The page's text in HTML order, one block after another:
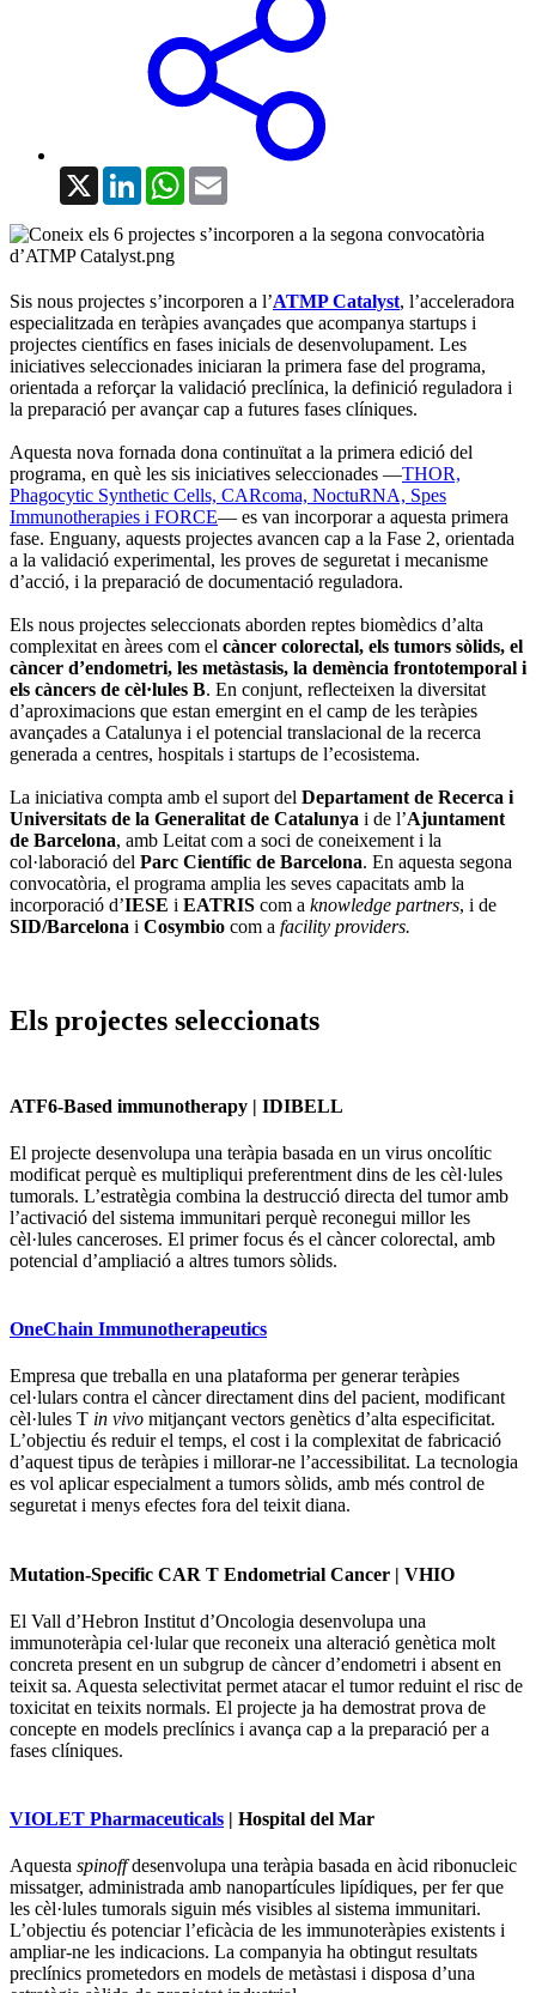
X LinkedInWhatsApp
Sis nous projectes s’incorporen a l’ATMP Catalyst, l’acceleradora
especialitzada en teràpies avançades que acompanya startups i
projectes científics en fases inicials de desenvolupament. Les
iniciatives seleccionades iniciaran la primera fase del programa,
orientada a reforçar la validació preclínica, la definició reguladora i
la preparació per avançar cap a futures fases clíniques.
Aquesta nova fornada dona continuïtat a la primera edició del
programa, en què les sis iniciatives seleccionades —THOR,
Phagocytic Synthetic Cells, CARcoma, NoctuRNA, Spes
Immunotherapies i FORCE— es van incorporar a aquesta primera
fase. Enguany, aquests projectes avancen cap a la Fase 2, orientada
a la validació experimental, les proves de seguretat i mecanisme
d’acció, i la preparació de documentació reguladora.
Els nous projectes seleccionats aborden reptes biomèdics d’alta
complexitat en àrees com el càncer colorectal, els tumors sòlids, el
càncer d’endometri, les metàstasis, la demència frontotemporal i
els càncers de cèl·lules B. En conjunt, reflecteixen la diversitat
d’aproximacions que estan emergint en el camp de les teràpies
avançades a Catalunya i el potencial translacional de la recerca
generada a centres, hospitals i startups de l’ecosistema.
La iniciativa compta amb el suport del Departament de Recerca i
Universitats de la Generalitat de Catalunya i de l’Ajuntament
de Barcelona, amb Leitat com a soci de coneixement i la
col·laboració del Parc Científic de Barcelona. En aquesta segona
convocatòria, el programa amplia les seves capacitats amb la
incorporació d’IESE i EATRIS com a knowledge partners, i de
SID/Barcelona i Cosymbio com a facility providers.
Els projectes seleccionats
ATF6-Based immunotherapy | IDIBELL
El projecte desenvolupa una teràpia basada en un virus oncolític
modificat perquè es multipliqui preferentment dins de les cèl·lules
tumorals. L’estratègia combina la destrucció directa del tumor amb
l’activació del sistema immunitari perquè reconegui millor les
cèl·lules canceroses. El primer focus és el càncer colorectal, amb
potencial d’ampliació a altres tumors sòlids.
OneChain Immunotherapeutics
Empresa que treballa en una plataforma per generar teràpies
cel·lulars contra el càncer directament dins del pacient, modificant
cèl·lules T in vivo mitjançant vectors genètics d’alta especificitat.
L’objectiu és reduir el temps, el cost i la complexitat de fabricació
d’aquest tipus de teràpies i millorar-ne l’accessibilitat. La tecnologia
es vol aplicar especialment a tumors sòlids, amb més control de
seguretat i menys efectes fora del teixit diana.
Mutation-Specific CAR T Endometrial Cancer | VHIO
El Vall d’Hebron Institut d’Oncologia desenvolupa una
immunoteràpia cel·lular que reconeix una alteració genètica molt
concreta present en un subgrup de càncer d’endometri i absent en
teixit sa. Aquesta selectivitat permet atacar el tumor reduint el risc de
toxicitat en teixits normals. El projecte ja ha demostrat prova de
concepte en models preclínics i avança cap a la preparació per a
fases clíniques.
VIOLET Pharmaceuticals | Hospital del Mar
Aquesta spinoffdesenvolupa una teràpia basada en àcid ribonucleic
missatger, administrada amb nanopartícules lipídiques, per fer que
les cèl·lules tumorals siguin més visibles al sistema immunitari.
L’objectiu és potenciar l’eficàcia de les immunoteràpies existents i
ampliar-ne les indicacions. La companyia ha obtingut resultats
preclínics prometedors en models de metàstasi i disposa d’una